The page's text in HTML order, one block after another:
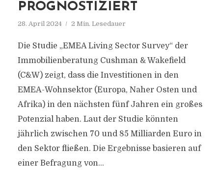
PROGNOSTIZIERT
28. April 2024 2 Min. Lesedauer
Die Studie „EMEA Living Sector Survey“ der
Immobilienberatung Cushman & Wakefield
(C&W) zeigt, dass die Investitionen in den
EMEA-Wohnsektor (Europa, Naher Osten und
Afrika) in den nächsten fünf Jahren ein großes
Potenzial haben. Laut der Studie könnten
jährlich zwischen 70 und 85 Milliarden Euro in
den Sektor fließen. Die Ergebnisse basieren auf
einer Befragung von...